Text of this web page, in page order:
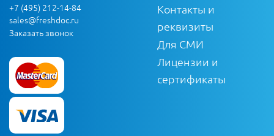
+7 (495) 212-14-84
sales@freshdoc.ru
Заказать звонок
Контакты и
реквизиты
Для СМИ
Лицензии и
сертификаты